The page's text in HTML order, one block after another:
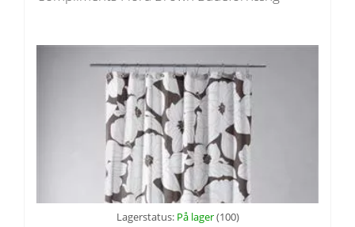
Lagerstatus: På lager(100)